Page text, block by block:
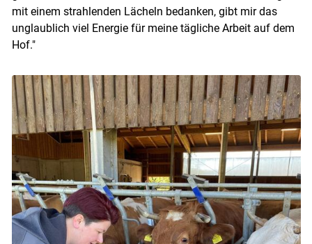
mit einem strahlenden Lächeln bedanken, gibt mir das
unglaublich viel Energie für meine tägliche Arbeit auf dem
Hof."